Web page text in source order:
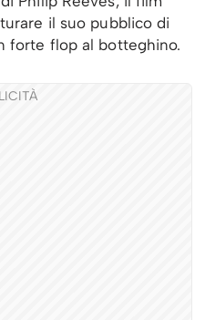
il suo pubblico di
forte flop al botteghino.